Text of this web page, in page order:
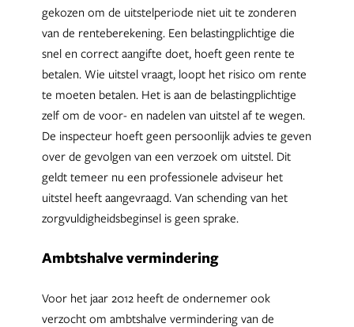
gekozen om de uitstelperiode niet uit te zonderen
van de renteberekening. Een belastingplichtige die
snel en correct aangifte doet, hoeft geen rente te
betalen. Wie uitstel vraagt, loopt het risico om rente
te moeten betalen. Het is aan de belastingplichtige
zelf om de voor- en nadelen van uitstel af te wegen.
De inspecteur hoeft geen persoonlijk advies te geven
over de gevolgen van een verzoek om uitstel. Dit
geldt temeer nu een professionele adviseur het
uitstel heeft aangevraagd. Van schending van het
zorgvuldigheidsbeginsel is geen sprake.
Ambtshalve vermindering
Voor het jaar 2012 heeft de ondernemer ook
verzocht om ambtshalve vermindering van de